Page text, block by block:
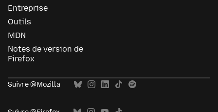
Entreprise
Outils
MDN
Notes de version de
Firefox
Suivre @Mozilla